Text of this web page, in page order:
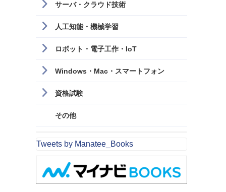
サーバ・クラウド技術
人工知能・機械学習
ロボット・電子工作・IoT
Windows・Mac・スマートフォン
資格試験
その他
Tweets by Manatee_Books